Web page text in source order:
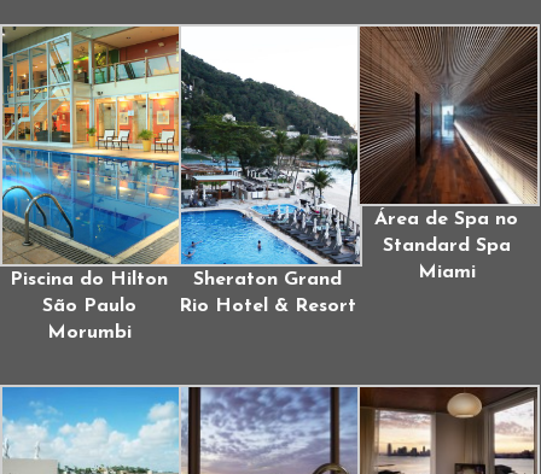
Piscina do Hilton
São Paulo
Morumbi
Sheraton Grand
Rio Hotel & Resort
Área de Spa no
Standard Spa
Miami